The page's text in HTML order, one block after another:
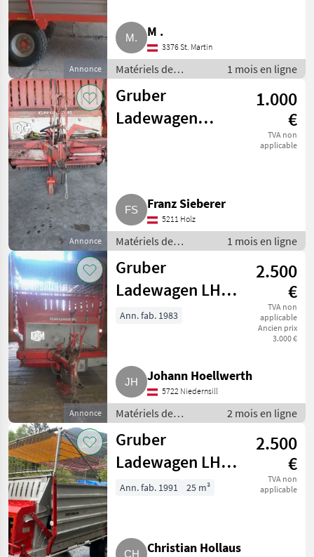
Annonce
M .
3376 St. Martin
Matériels de
fenaison /
Autochargeuses
1 mois en ligne
Annonce
Gruber
Ladewagen
1.000
€
TVA non
applicable
Franz Sieberer
5211 Holz
Matériels de
fenaison /
Autochargeuses
1 mois en ligne
Annonce
Gruber
Ladewagen LH
1027
2.500
€
TVA non
applicable
Ancien prix
3.000 €
Ann. fab. 1983
Johann Hoellwerth
5722 Niedernsill
Matériels de
fenaison /
Autochargeuses
2 mois en ligne
Gruber
Ladewagen LH
1023
2.500
€
TVA non
applicable
Ann. fab. 1991 25 m³
Christian Hollaus